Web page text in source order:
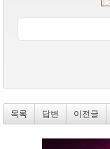
목록 답변 이전글